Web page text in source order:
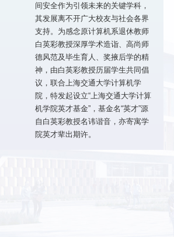
间安全作为引领未来的关键学科，
其发展离不开广大校友与社会各界
支持。为感念原计算机系退休教师
白英彩教授深厚学术造诣、高尚师
德风范及毕生育人、奖掖后学的精
神，由白英彩教授历届学生共同倡
议，联合上海交通大学计算机学
院，特发起设立“上海交通大学计算
机学院英才基金”，基金名“英才”源
自白英彩教授名讳谐音，亦寄寓学
院英才辈出期许。